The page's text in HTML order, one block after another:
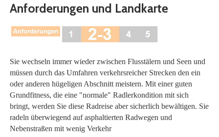
Anforderungen und Landkarte
Sie wechseln immer wieder zwischen Flusstälern und Seen und
müssen durch das Umfahren verkehrsreicher Strecken den ein
oder anderen hügeligen Abschnitt meistern. Mit einer guten
Grundfitness, die eine "normale" Radlerkondition mit sich
bringt, werden Sie diese Radreise aber sicherlich bewältigen. Sie
radeln überwiegend auf asphaltierten Radwegen und
Nebenstraßen mit wenig Verkehr